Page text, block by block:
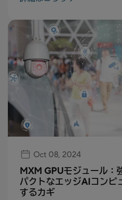
Oct 08, 2024
MXM GPUモジュール：
パクトなエッジAIコンピ
するカギ